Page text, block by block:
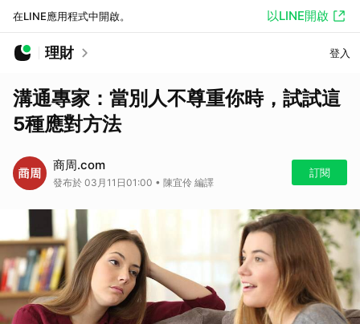
在LINE應用程式中開啟。 以LINE開啟
理財 登入
溝通專家：當別人不尊重你時，試試這
5種應對方法
商周.com
發布於 03月11日01:00 • 陳宜伶 編譯
訂閱